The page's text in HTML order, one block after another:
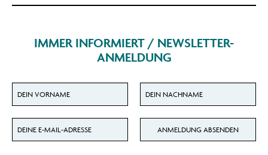
IMMER INFORMIERT / NEWSLETTER-
ANMELDUNG
Dein Vorname für den Newsletter Dein Nachname für den Newsletter
Deine E-Mail-Adresse für den Newsletter ANMELDUNG ABSENDEN